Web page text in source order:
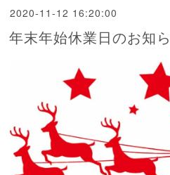
2020-11-12 16:20:00
年末年始休業日のお知